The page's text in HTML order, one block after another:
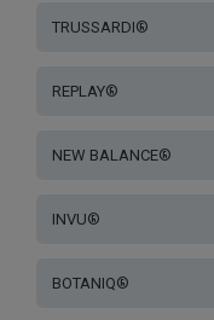
TRUSSARDI®
REPLAY®
NEW BALANCE®
INVU®
BOTANIQ®